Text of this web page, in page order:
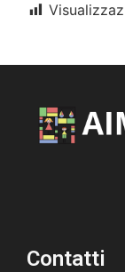
Contatti